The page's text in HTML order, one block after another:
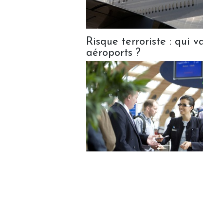
Risque terroriste : qui
aéroports ?